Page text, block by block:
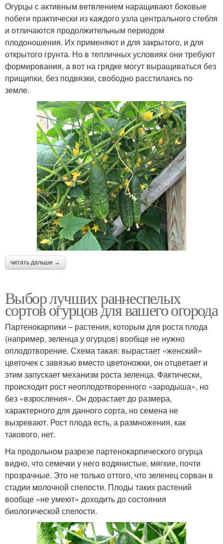
Огурцы с активным ветвлением наращивают боковые
побеги практически из каждого узла центрального стебля
и отличаются продолжительным периодом
плодоношения. Их применяют и для закрытого, и для
открытого грунта. Но в тепличных условиях они требуют
формирования, а вот на грядке могут выращиваться без
прищипки, без подвязки, свободно расстилаясь по
земле.
читать дальше →
Выбор лучших раннеспелых
сортов огурцов для вашего огорода
Партенокарпики – растения, которым для роста плода
(например, зеленца у огурцов) вообще не нужно
оплодотворение. Схема такая: вырастает «женский»
цветочек с завязью вместо цветоножки, он отцветает и
этим запускает механизм роста зеленца. Фактически,
происходит рост неоплодотворенного «зародыша», но
без «взросления». Он дорастает до размера,
характерного для данного сорта, но семена не
вызревают. Рост плода есть, а размножения, как
такового, нет.
На продольном разрезе партенокарпического огурца
видно, что семечки у него водянистые, мягкие, почти
прозрачные. Это не только оттого, что зеленец сорван в
стадии молочной спелости. Плоды таких растений
вообще «не умеют» доходить до состояния
биологической спелости.